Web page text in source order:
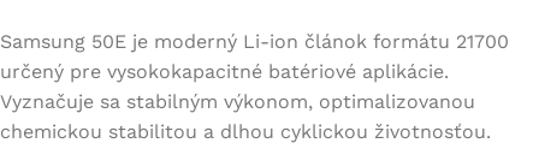
Samsung 50E je moderný Li-ion článok formátu 21700
určený pre vysokokapacitné batériové aplikácie.
Vyznačuje sa stabilným výkonom, optimalizovanou
chemickou stabilitou a dlhou cyklickou životnosťou.